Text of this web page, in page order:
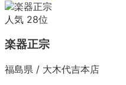
人気 28位
楽器正宗
福島県 / 大木代吉本店